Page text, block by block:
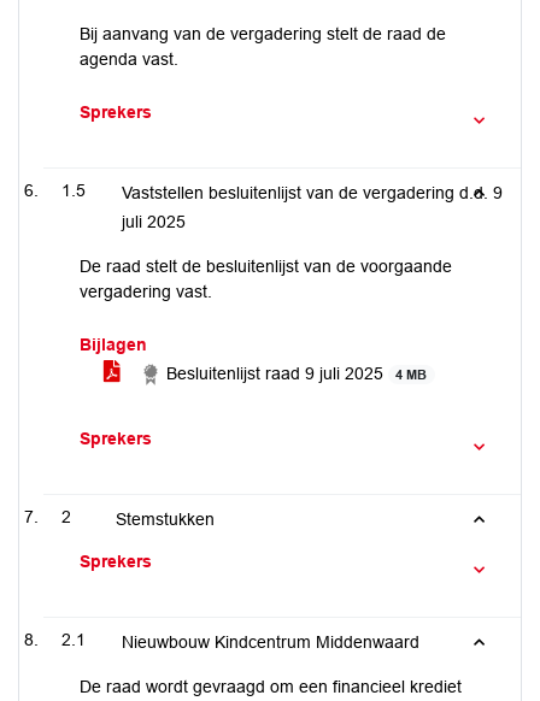
Bij aanvang van de vergadering stelt de raad de
agenda vast.
Sprekers
1.5
Vaststellen besluitenlijst van de vergadering d.d. 9
juli 2025
De raad stelt de besluitenlijst van de voorgaande
vergadering vast.
Bijlagen
Besluitenlijst raad 9 juli 2025
4 MB
Sprekers
2 Stemstukken
Sprekers
2.1 Nieuwbouw Kindcentrum Middenwaard
De raad wordt gevraagd om een financieel krediet